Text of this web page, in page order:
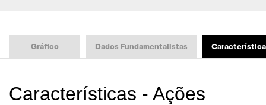
Gráfico Dados Fundamentalistas
Características - Ações